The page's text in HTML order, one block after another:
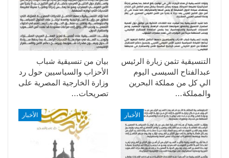
بيان من تنسيقية شباب
الأحزاب والسياسيين حول رد
وزارة الخارجية المصرية على
تصريحات…
التنسيقية تثمن زيارة الرئيس
عبدالفتاح السيسى اليوم
الي كل من مملكة البحرين
والمملكة…
الأخبار الأخبار